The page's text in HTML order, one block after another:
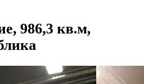
986,3 кв.м,